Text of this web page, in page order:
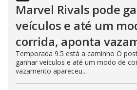
Marvel Rivals pode
veículos e até um
corrida, aponta
Temporada 9.5 está a caminho O
ganhar veículos e até um modo de
vazamento apareceu...